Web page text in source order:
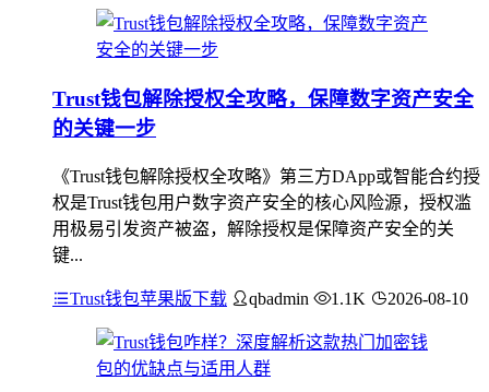
Trust钱包解除授权全攻略，保障数字资产安全
的关键一步
《Trust钱包解除授权全攻略》第三方DApp或智能合约授
权是Trust钱包用户数字资产安全的核心风险源，授权滥
用极易引发资产被盗，解除授权是保障资产安全的关
键...
Trust钱包苹果版下载 qbadmin 1.1K 2026-08-10